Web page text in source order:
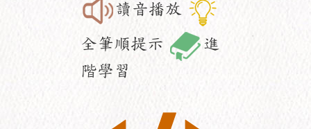
讀音播放
全筆順提示
進
階學習